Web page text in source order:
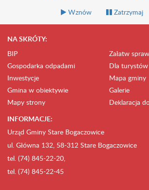
Wznów
Zatrzymaj
NA SKRÓTY:
BIP
Załatw
Gospodarka odpadami
Dla turystów
Inwestycje
Mapa gminy
Gmina w obiektywie
Galerie
Mapy strony
Deklaracja
INFORMACJE:
Urząd Gminy Stare Bogaczowice
ul. Główna 132, 58-312 Stare Bogaczowice
tel. (74) 845-22-20,
tel. (74) 845-22-45